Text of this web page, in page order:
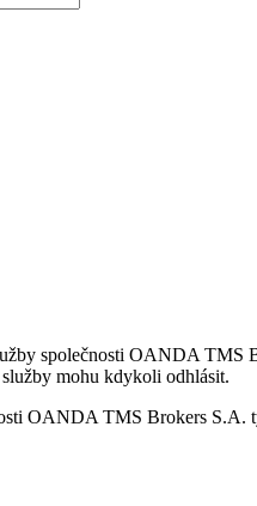
společnosti OANDA TMS
mohu kdykoli odhlásit.
OANDA TMS Brokers